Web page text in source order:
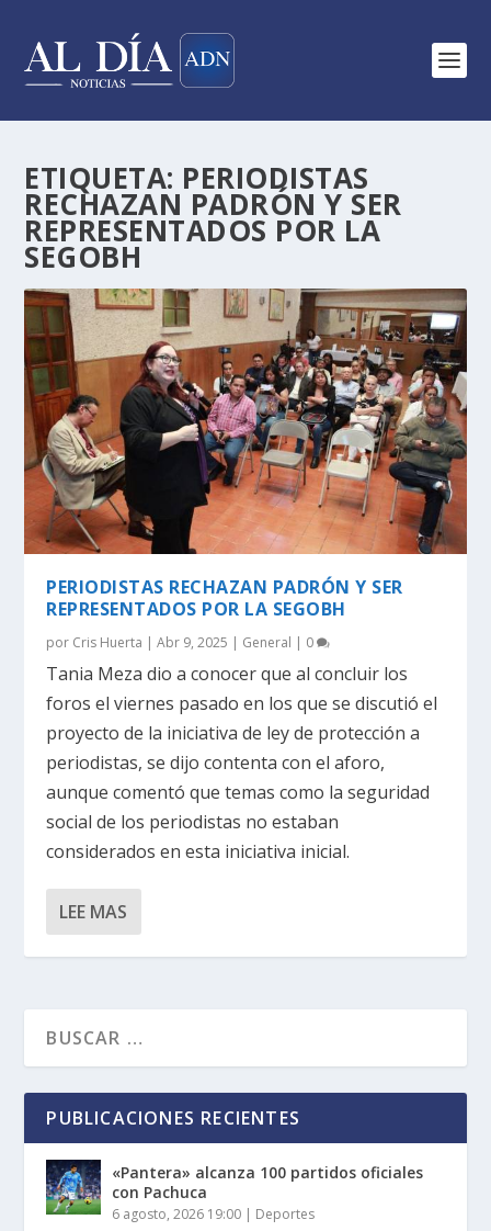
ETIQUETA: PERIODISTAS
RECHAZAN PADRÓN Y SER
REPRESENTADOS POR LA
SEGOBH
PERIODISTAS RECHAZAN PADRÓN Y SER
REPRESENTADOS POR LA SEGOBH
por Cris Huerta |Abr 9, 2025 | General | 0
Tania Meza dio a conocer que al concluir los
foros el viernes pasado en los que se discutió el
proyecto de la iniciativa de ley de protección a
periodistas, se dijo contenta con el aforo,
aunque comentó que temas como la seguridad
social de los periodistas no estaban
considerados en esta iniciativa inicial.
LEE MAS
PUBLICACIONES RECIENTES
«Pantera» alcanza 100 partidos oficiales
con Pachuca
6 agosto, 2026 19:00 | Deportes